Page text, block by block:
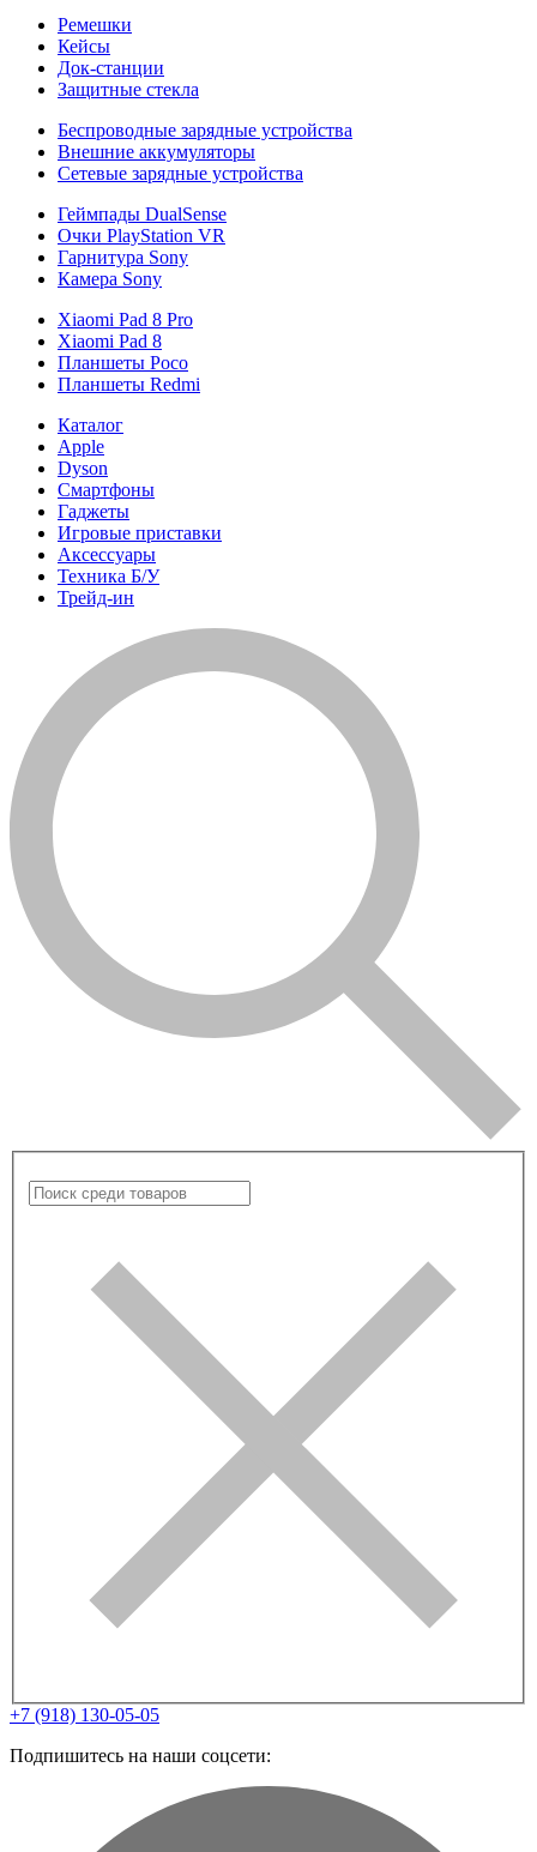
Ремешки
Кейсы
Док-станции
Защитные стекла
Беспроводные зарядные устройства
Внешние аккумуляторы
Сетевые зарядные устройства
Геймпады DualSense
Очки PlayStation VR
Гарнитура Sony
Камера Sony
Xiaomi Pad 8 Pro
Xiaomi Pad 8
Планшеты Poco
Планшеты Redmi
Каталог
Apple
Dyson
Смартфоны
Гаджеты
Игровые приставки
Аксессуары
Техника Б/У
Трейд-ин
+7 (918) 130-05-05
Подпишитесь на наши соцсети: